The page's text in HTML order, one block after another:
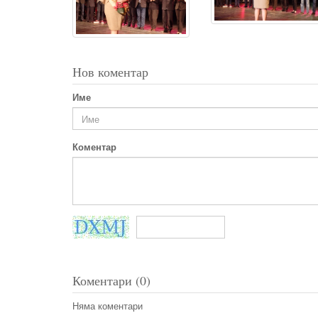
Нов коментар
Име
Коментар
Коментари (0)
Няма коментари